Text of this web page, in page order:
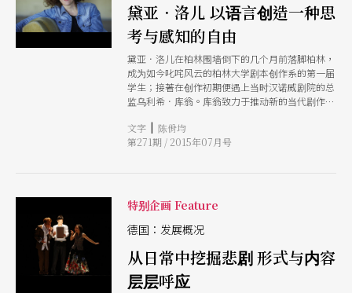
黛亚．洛儿 以语言创造一种思
考与感知的自由
黛亚．洛儿在柏林围墙倒下的几个月前落脚柏林，
成为如今叱咤风云的柏林大学剧本创作系的第一届
学生；接著在创作初期便遇上当时汉诺威剧院的总
监乌利希．库翁。库翁致力于推动新的当代剧作，
年代德语当代剧本的蓬勃发展，相当程度地共同形
塑了德语剧作今日的发展。由于今年八月洛儿的作
文字 | 陈佾均
第271期 / 2015年07月号
特别企画 Feature
德国：发展概况
从日常中挖掘悲剧 形式与内容
层层呼应